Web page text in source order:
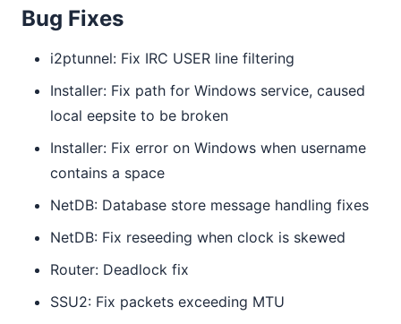
Bug Fixes
i2ptunnel: Fix IRC USER line filtering
Installer: Fix path for Windows service, caused
local eepsite to be broken
Installer: Fix error on Windows when username
contains a space
NetDB: Database store message handling fixes
NetDB: Fix reseeding when clock is skewed
Router: Deadlock fix
SSU2: Fix packets exceeding MTU